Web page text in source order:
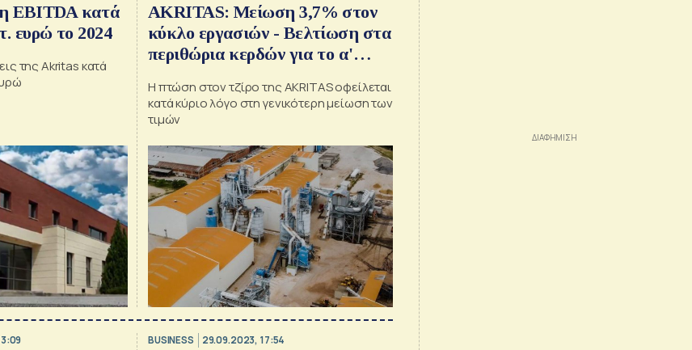
EBITDA κατά
ευρώ το 2024
της Akritas κατά
AKRITAS: Μείωση 3,7% στον
κύκλο εργασιών - Βελτίωση στα
περιθώρια κερδών για το α'
Η πτώση στον τζίρο της AKRITAS οφείλεται
κατά κύριο λόγο στη γενικότερη μείωση των
τιμών
BUSINESS 29.09.2023, 17:54